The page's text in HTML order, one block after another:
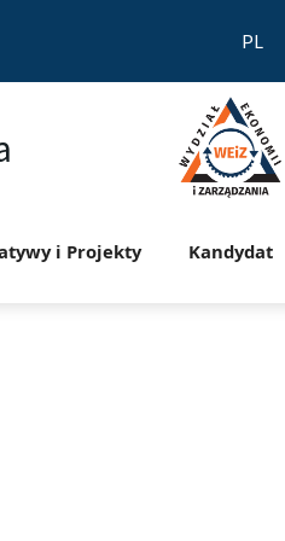
PL
i Projekty Kandydat